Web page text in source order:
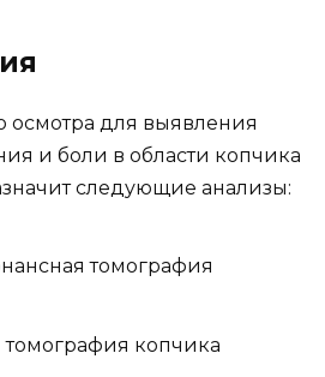
осмотра для выявления
и боли в области копчика
следующие анализы:
томография
копчика